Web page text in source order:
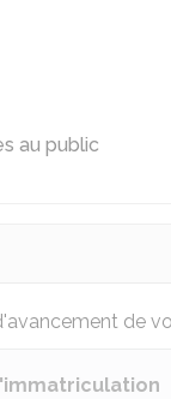
au public
de